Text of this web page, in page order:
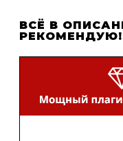
ВСЁ В
РЕКОМЕНДУЮ!